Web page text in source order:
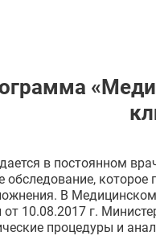
в постоянном
обследование,
В
10.08.2017 г.
процедуры и